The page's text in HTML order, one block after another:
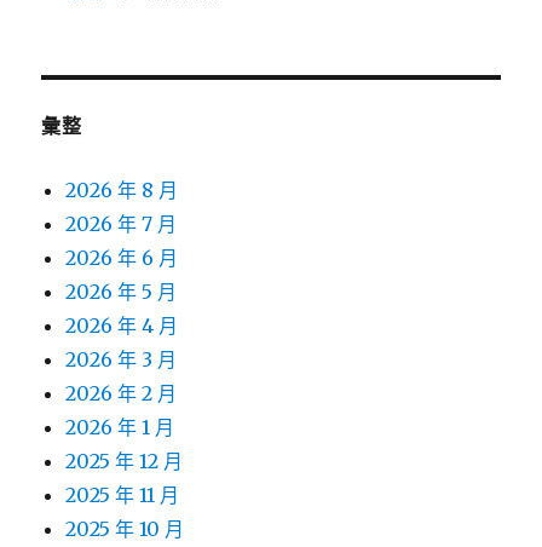
彙整
2026 年 8 月
2026 年 7 月
2026 年 6 月
2026 年 5 月
2026 年 4 月
2026 年 3 月
2026 年 2 月
2026 年 1 月
2025 年 12 月
2025 年 11 月
2025 年 10 月